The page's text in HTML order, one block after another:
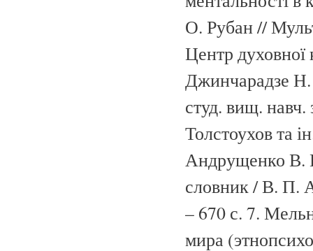
О. Рубан //
Центр
Джинчарадзе Н.
студ. вищ.
Толстоухов та
Андрущенко В.
словник / В. П.
– 670 с. 7.
мира